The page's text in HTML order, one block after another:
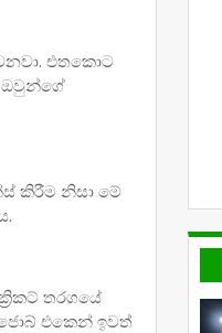
එතකොට
ඔවුන්ගේ
කිරීම නිසා මේ
තරගයේ
එකෙන් ඉවත්